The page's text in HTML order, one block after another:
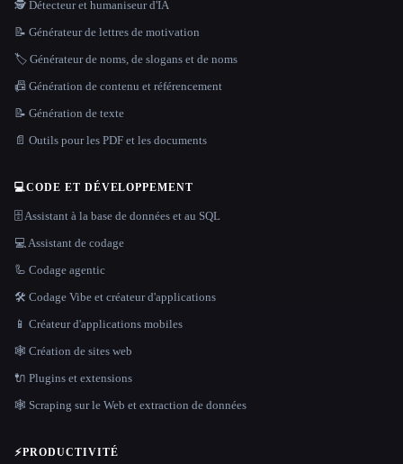
🕵️ Détecteur et humaniseur d'IA
📝 Générateur de lettres de motivation
🏷️ Générateur de noms, de slogans et de noms
📠 Génération de contenu et référencement
📝 Génération de texte
📄 Outils pour les PDF et les documents
💻CODE ET DÉVELOPPEMENT
🗄️ Assistant à la base de données et au SQL
💻 Assistant de codage
🦾 Codage agentic
🛠️ Codage Vibe et créateur d'applications
📱 Créateur d'applications mobiles
🕸 Création de sites web
🔌 Plugins et extensions
🕸️ Scraping sur le Web et extraction de données
⚡PRODUCTIVITÉ